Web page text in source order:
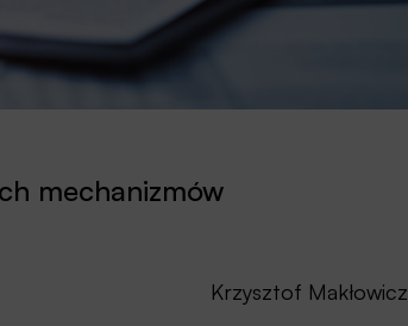
mechanizmów
Krzysztof Makłowicz